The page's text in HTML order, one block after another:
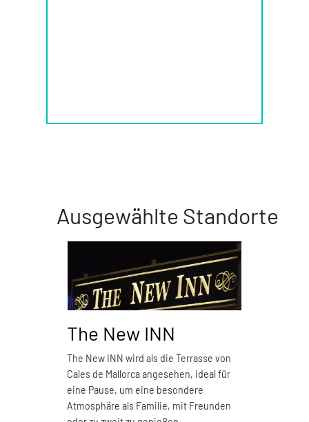
Ausgewählte Standorte
The New INN
The New INN wird als die Terrasse von
Cales de Mallorca angesehen, ideal für
eine Pause, um eine besondere
Atmosphäre als Familie, mit Freunden